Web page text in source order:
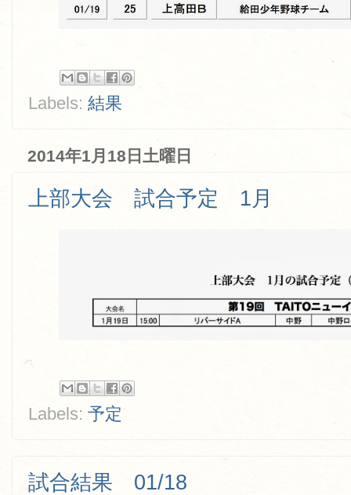
Labels: 結果
2014年1月18日土曜日
上部大会 試合予定 1月
Labels: 予定
試合結果 01/18